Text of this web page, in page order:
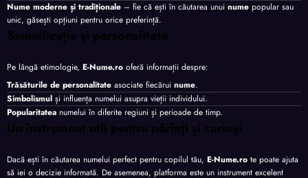
Nume moderne și tradiționale – fie că ești în căutarea unui nume popular sau
unic, găsești opțiuni pentru orice preferință.
Semnificație și personalitate
Pe lângă etimologie, E-Nume.ro oferă informații despre:
Trăsăturile de personalitate asociate fiecărui nume.
Simbolismul și influența numelui asupra vieții individului.
Popularitatea numelui în diferite regiuni și perioade de timp.
Un instrument util pentru părinți și curioși
Dacă ești în căutarea numelui perfect pentru copilul tău, E-Nume.ro te poate ajuta
să iei o decizie informată. De asemenea, platforma este un instrument excelent